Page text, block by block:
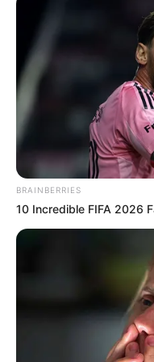
ανακοίνωσε ότι,
χρηματικό ποσό
Το μήνυμα των
με μια υπόσχεση
ευχαριστούμε, δεν
θα κάνουμε ό,τι
συμβολή σου στον
Δημοτικής Αγοράς
Περισσότερα
Τραγωδία στη
Πότε θα έρθει το
BRAINBERRIES
10 Incredible FIFA 2026